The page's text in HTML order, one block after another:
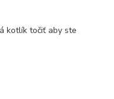
kotlík točiť aby ste